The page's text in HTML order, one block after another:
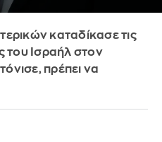
καταδίκασε τις
του Ισραήλ στον
πρέπει να